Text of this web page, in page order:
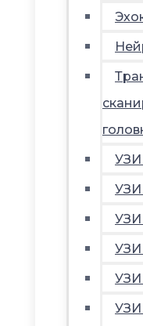
УЗИ
УЗИ
УЗИ
УЗИ
УЗИ
УЗИ